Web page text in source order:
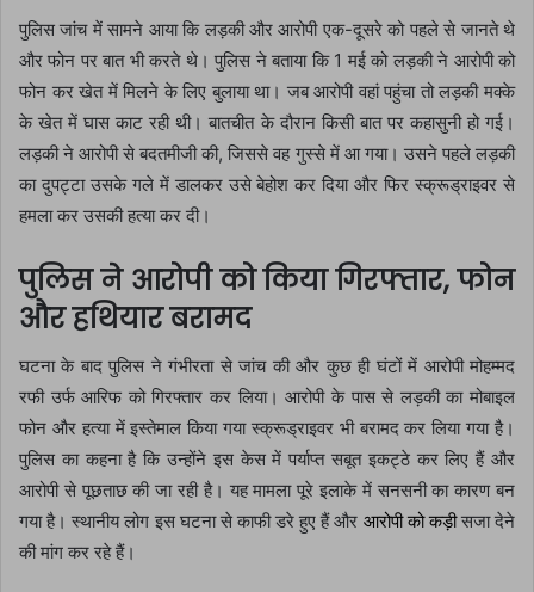
पुलिस जांच में सामने आया कि लड़की और आरोपी एक-दूसरे को पहले से जानते थे
और फोन पर बात भी करते थे। पुलिस ने बताया कि 1 मई को लड़की ने आरोपी को
फोन कर खेत में मिलने के लिए बुलाया था। जब आरोपी वहां पहुंचा तो लड़की मक्के
के खेत में घास काट रही थी। बातचीत के दौरान किसी बात पर कहासुनी हो गई।
लड़की ने आरोपी से बदतमीजी की, जिससे वह गुस्से में आ गया। उसने पहले लड़की
का दुपट्टा उसके गले में डालकर उसे बेहोश कर दिया और फिर स्क्रूड्राइवर से
हमला कर उसकी हत्या कर दी।
पुलिस ने आरोपी को किया गिरफ्तार, फोन
और हथियार बरामद
घटना के बाद पुलिस ने गंभीरता से जांच की और कुछ ही घंटों में आरोपी मोहम्मद
रफी उर्फ आरिफ को गिरफ्तार कर लिया। आरोपी के पास से लड़की का मोबाइल
फोन और हत्या में इस्तेमाल किया गया स्क्रूड्राइवर भी बरामद कर लिया गया है।
पुलिस का कहना है कि उन्होंने इस केस में पर्याप्त सबूत इकट्ठे कर लिए हैं और
आरोपी से पूछताछ की जा रही है। यह मामला पूरे इलाके में सनसनी का कारण बन
गया है। स्थानीय लोग इस घटना से काफी डरे हुए हैं और आरोपी को कड़ीसजा देने
की मांग कर रहे हैं।